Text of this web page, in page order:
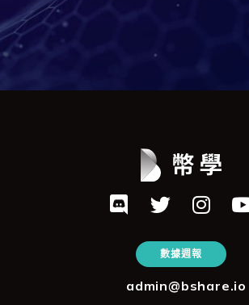
數據週報
admin@bshare.io